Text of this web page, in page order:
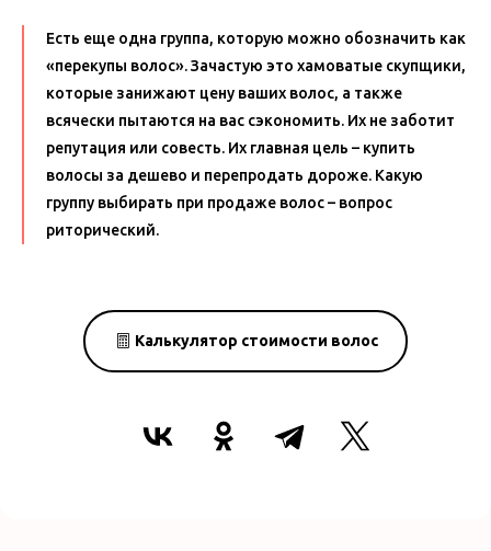
Есть еще одна группа, которую можно обозначить как
«перекупы волос». Зачастую это хамоватые скупщики,
которые занижают цену ваших волос, а также
всячески пытаются на вас сэкономить. Их не заботит
репутация или совесть. Их главная цель – купить
волосы за дешево и перепродать дороже. Какую
группу выбирать при продаже волос – вопрос
риторический.
Калькулятор стоимости волос